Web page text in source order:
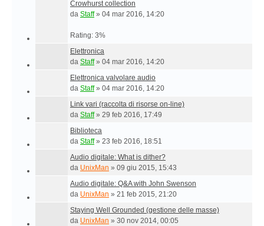
Crowhurst collection
da Staff» 04 mar 2016, 14:20
Rating: 3%
Elettronica
da Staff» 04 mar 2016, 14:20
Elettronica valvolare audio
da Staff» 04 mar 2016, 14:20
Link vari (raccolta di risorse on-line)
da Staff» 29 feb 2016, 17:49
Biblioteca
da Staff» 23 feb 2016, 18:51
Audio digitale: What is dither?
da UnixMan » 09 giu 2015, 15:43
Audio digitale: Q&A with John Swenson
da UnixMan » 21 feb 2015, 21:20
Staying Well Grounded (gestione delle masse)
da UnixMan » 30 nov 2014, 00:05